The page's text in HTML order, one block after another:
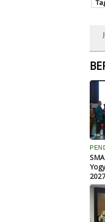
dan